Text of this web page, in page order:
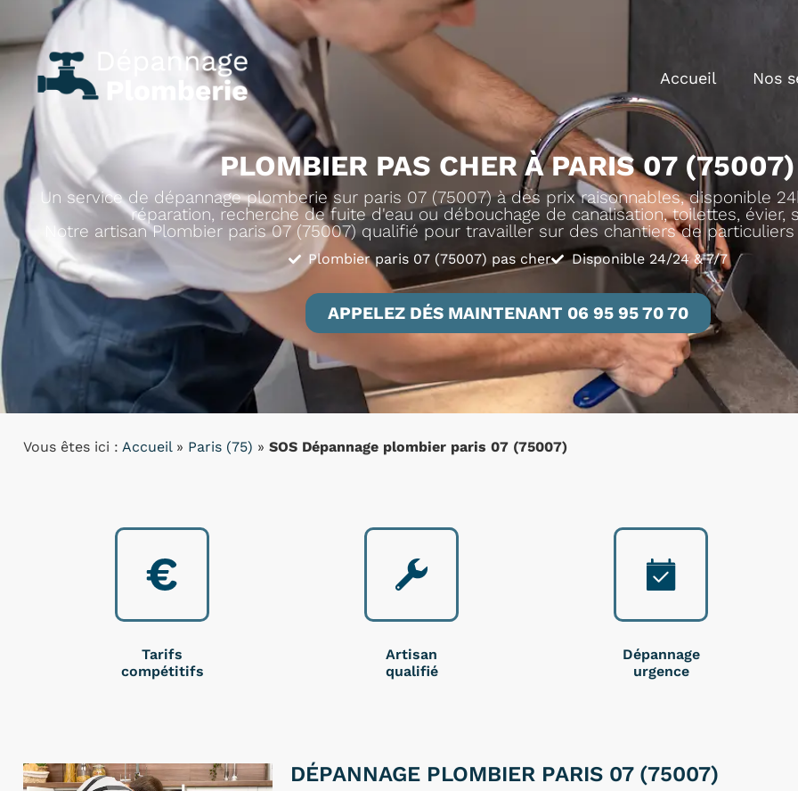
Accueil Nos
PLOMBIER PAS CHER À PARIS 07 (75007)
Un service de dépannage plomberie sur paris 07 (75007) à des prix raisonnables, disponible
réparation, recherche de fuite d'eau ou débouchage de canalisation, toilettes, évier,
Notre artisan Plombier paris 07 (75007) qualifié pour travailler sur des chantiers de
Plombier paris 07 (75007) pas cher Disponible 24/24 & 7/7
APPELEZ DÉS MAINTENANT 06 95 95 70 70
Vous êtes ici : Accueil» Paris (75) » SOS Dépannage plombier paris 07 (75007)
Tarifs
compétitifs
Artisan
qualifié
Dépannage
urgence
DÉPANNAGE PLOMBIER PARIS 07 (75007)